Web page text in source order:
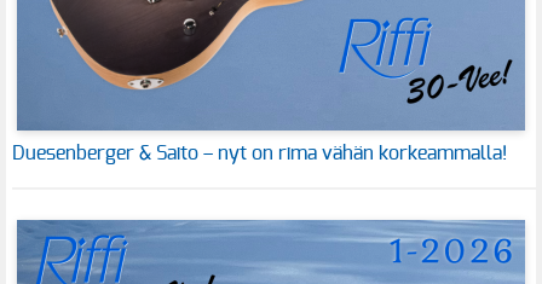
Duesenberger & Saito – nyt on rima vähän korkeammalla!